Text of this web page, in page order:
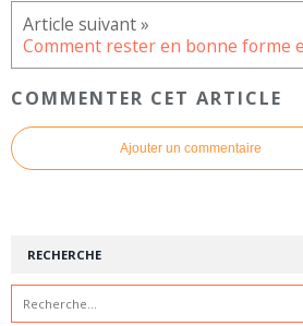
Comment rester en bonne forme
COMMENTER CET ARTICLE
Ajouter un commentaire
RECHERCHE